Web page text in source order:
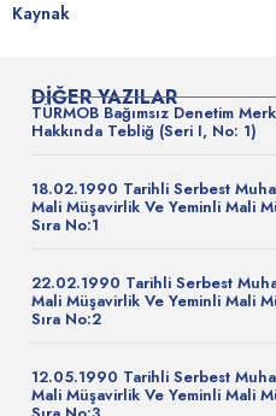
DIĞER YAZILAR
TÜRMOB Bağımsız Denetim
Hakkında Tebliğ (Seri I, No: 1)
18.02.1990 Tarihli Serbest
Mali Müşavirlik Ve Yeminli Mali
Sıra No:1
22.02.1990 Tarihli Serbest
Mali Müşavirlik Ve Yeminli Mali
Sıra No:2
12.05.1990 Tarihli Serbest
Mali Müşavirlik Ve Yeminli Mali
Kaynak